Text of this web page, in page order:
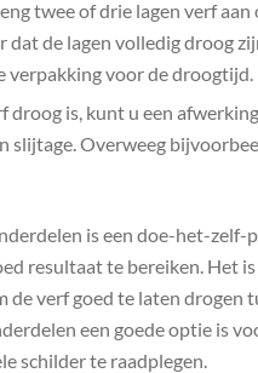
twee of drie lagen verf
de lagen volledig droog
verpakking voor de droogtijd.
droog is, kunt u een
slijtage. Overweeg
is een doe-het-zelf-
resultaat te bereiken. Het
de verf goed te laten drogen
een goede optie is
schilder te raadplegen.